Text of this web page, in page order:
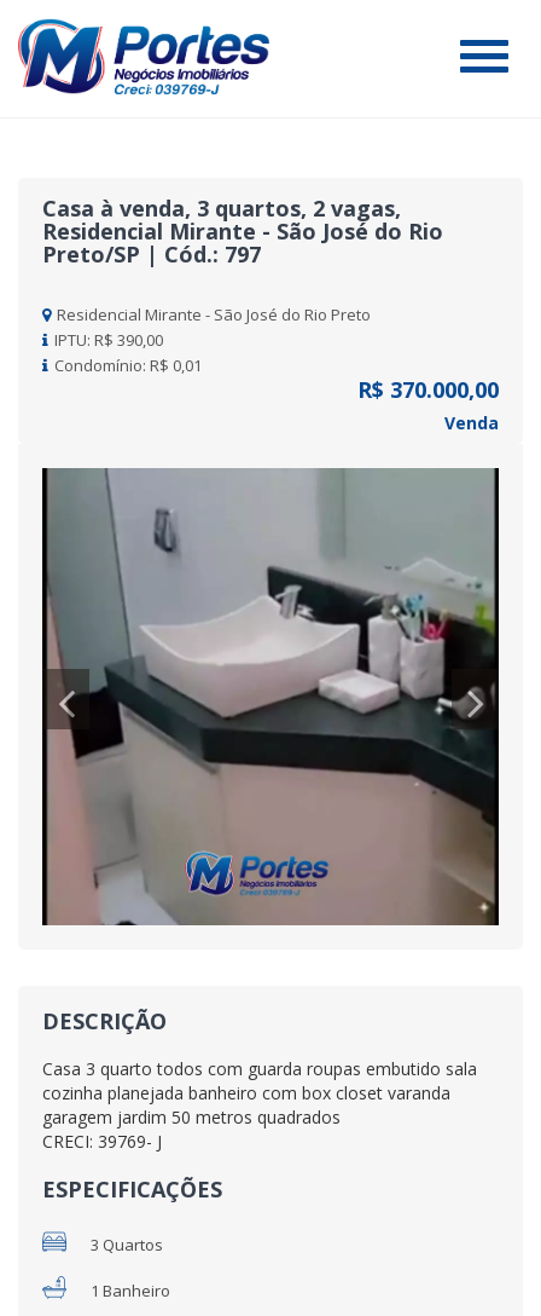
#
Casa à venda, 3 quartos, 2 vagas,
Residencial Mirante - São José do Rio
Preto/SP | Cód.: 797
Residencial Mirante - São José do Rio Preto
IPTU: R$ 390,00
Condomínio: R$ 0,01
R$ 370.000,00
Venda
Previous
DESCRIÇÃO
Casa 3 quarto todos com guarda roupas embutido sala
cozinha planejada banheiro com box closet varanda
garagem jardim 50 metros quadrados
CRECI: 39769- J
ESPECIFICAÇÕES
3 Quartos
1 Banheiro